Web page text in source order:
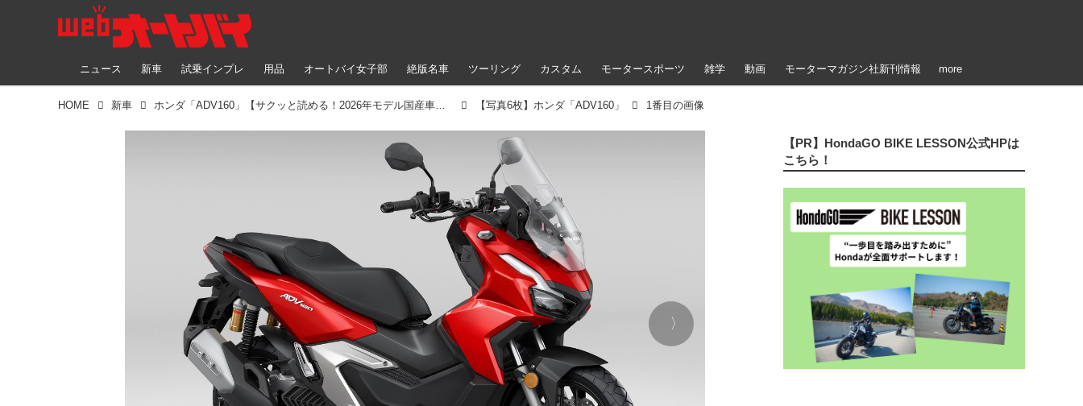
ニュース 新車 試乗インプレ 用品 オートバイ女子部 絶版名車 ツーリング カスタム モータースポーツ 雑学 動画 モーターマガジン社新刊情報 more
HOME 新車 ホンダ「ADV160」【サクッと読める！2026年モデル国産車図鑑】 【写真6枚】ホンダ「ADV160」 1番目の画像
【PR】HondaGO BIKE LESSON公式HPは
こちら！